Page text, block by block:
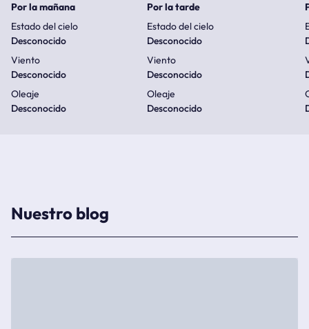
Por la mañana
Estado del cielo
Desconocido
Viento
Desconocido
Oleaje
Desconocido
Por la tarde
Estado del cielo
Desconocido
Viento
Desconocido
Oleaje
Desconocido
Nuestro blog